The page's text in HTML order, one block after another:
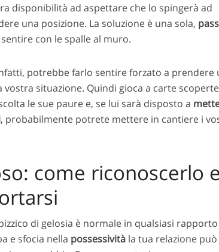
disponibilità ad aspettare che lo spingerà ad
una posizione. La soluzione è una sola,
con le spalle al muro.
potrebbe farlo sentire forzato a prendere
vostra situazione. Quindi gioca a carte
le sue paure e, se lui sarà disposto a
, probabilmente potrete mettere in cantiere i
come riconoscerlo e
di gelosia è normale in qualsiasi rapporto
e sfocia nella possessivitàla tua relazione può